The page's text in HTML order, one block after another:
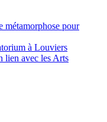
métamorphose pour
à Louviers
lien avec les Arts